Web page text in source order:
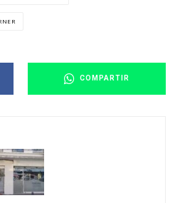
COMPARTIR